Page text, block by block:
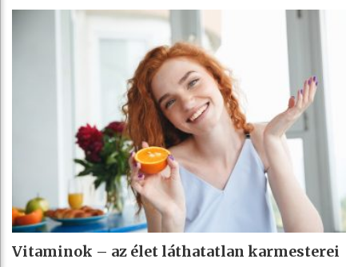
Vitaminok – az élet láthatatlan karmesterei